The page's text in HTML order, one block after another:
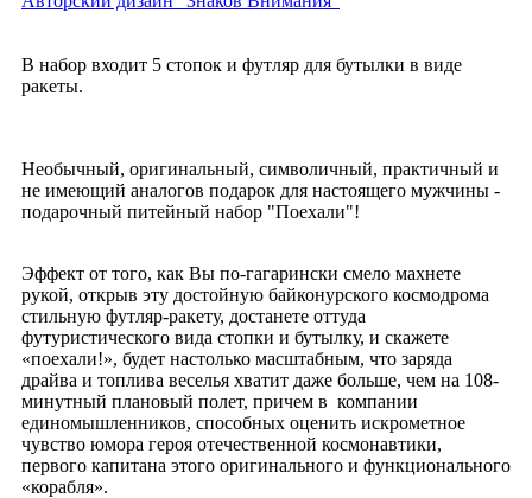
В набор входит 5 стопок и футляр для бутылки в виде
ракеты.
Необычный, оригинальный, символичный, практичный и
не имеющий аналогов подарок для настоящего мужчины -
подарочный питейный набор "Поехали"!
Эффект от того, как Вы по-гагарински смело махнете
рукой, открыв эту достойную байконурского космодрома
стильную футляр-ракету, достанете оттуда
футуристического вида стопки и бутылку, и скажете
«поехали!», будет настолько масштабным, что заряда
драйва и топлива веселья хватит даже больше, чем на 108-
минутный плановый полет, причем в компании
единомышленников, способных оценить искрометное
чувство юмора героя отечественной космонавтики,
первого капитана этого оригинального и функционального
«корабля».